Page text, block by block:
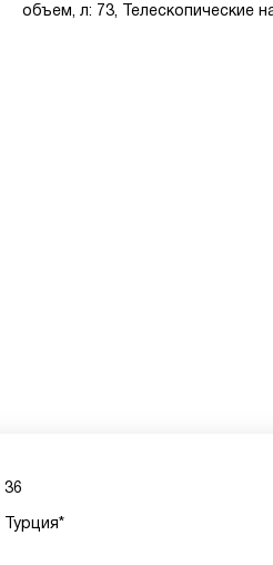
объем, л: 73, Телескопические
36
Турция*